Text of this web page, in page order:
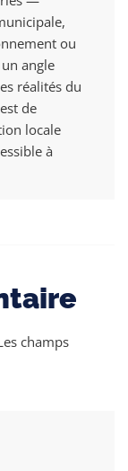
ou
angle
réalités du
de
locale
à
champs